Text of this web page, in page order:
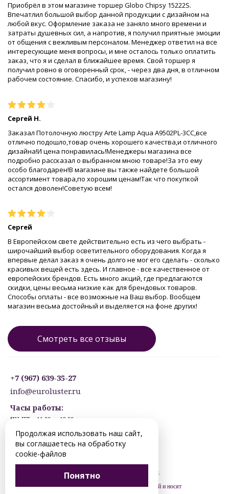
Приобрёл в этом магазине торшер Globo Chipsy 15222S.
Впечатлил большой выбор данной продукции с дизайном на
любой вкус. Оформление заказа не заняло много времени и
затраты душевных сил, а напротив, я получил приятные эмоции
от общения с вежливым персоналом. Менеджер ответил на все
интересующие меня вопросы, и мне осталось только оплатить
заказ, что я и сделал в ближайшее время. Свой торшер я
получил ровно в оговоренный срок, - через два дня, в отличном
рабочем состояние. Спасибо, и успехов магазину!
Сергей Н.
Заказал Потолочную люстру Arte Lamp Aqua A9502PL-3CC,все
отлично подошло,товар очень хорошего качества,и отличного
дизайна!И цена понравилась!Менеджеры магазина все
подробно рассказал о выбранном мною товаре!За это ему
особо благодарен!В магазине вы также найдете большой
ассортимент товара,по хорошим ценам!Так что покупкой
остался доволен!Советую всем!
Сергей
В Европейском свете действительно есть из чего выбрать -
широчайший выбор осветительного оборудования. Когда я
впервые делал заказ я очень долго не мог его сделать - сколько
красивых вещей есть здесь. И главное - все качественное от
европейских брендов. Есть много акций, где предлагаются
скидки, цены весьма низкие как для брендовых товаров.
Способы оплаты - все возможные на Ваш выбор. Вообщем
магазин весьма достойный и выделяется на фоне других!
Смотреть все отзывы
+7 (967) 639-35-27
info@euroluster.ru
Часы работы:
ПН-ПТ: с 11:00 до 19:00
ВС: ВЫХОДНОЙ
Предварительная запись.
© 2012-2026 chelyabinsk.euroluster.ru. Все права защищены.
Цены, указанные на сайте, не являются публичной офертой и носят
Продолжая использовать наш сайт,
вы соглашаетесь на обработку
cookie-файлов
Понятно